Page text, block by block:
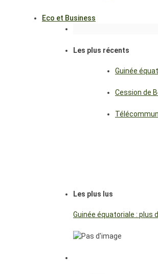
Eco et Business
Les plus récents
Guinée
Cession de
Les plus lus
Guinée équatoriale : plus